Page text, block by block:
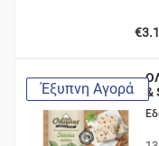
Έξυπνη Αγορά
&